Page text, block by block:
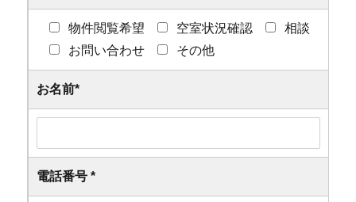
物件閲覧希望 空室状況確認
相談
お問い合わせ
その他
お名前*
電話番号*